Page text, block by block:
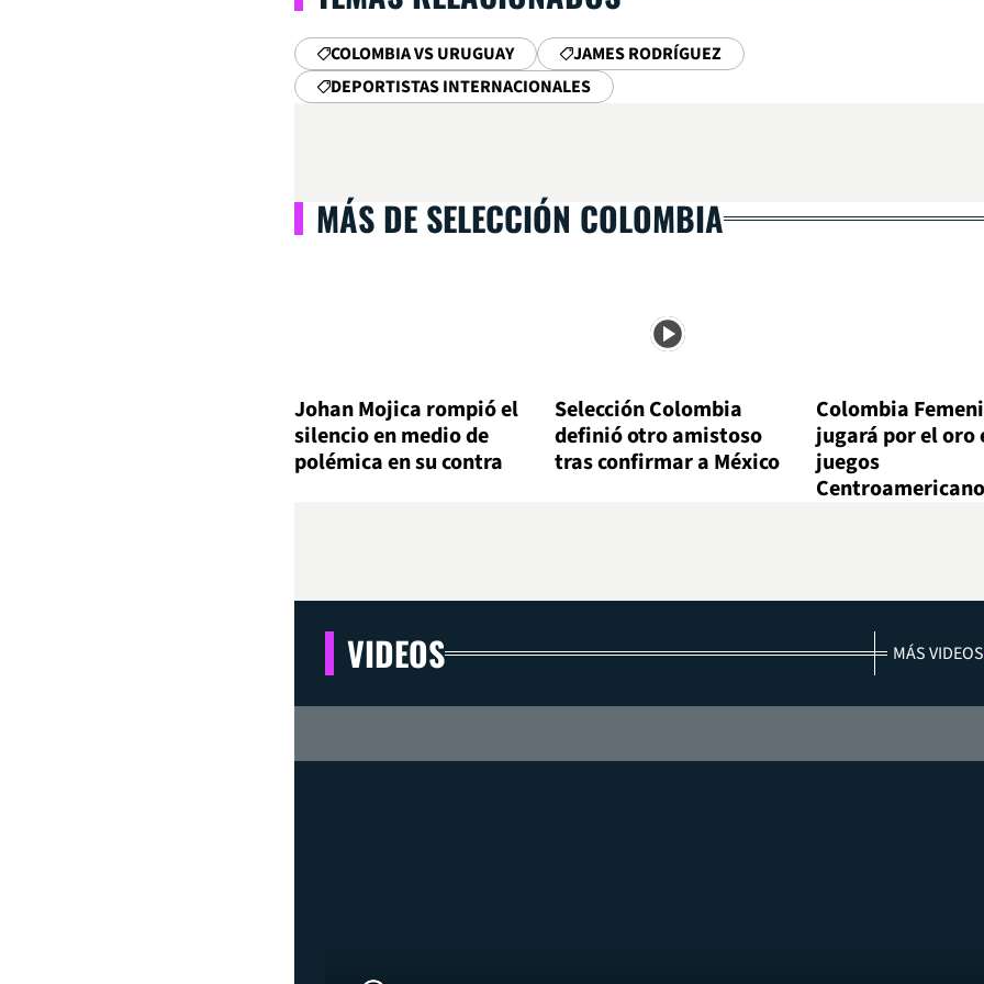
COLOMBIA VS URUGUAY
JAMES RODRÍGUEZ
DEPORTISTAS INTERNACIONALES
MÁS DE SELECCIÓN COLOMBIA
Johan Mojica rompió el
silencio en medio de
polémica en su contra
Selección Colombia
definió otro amistoso
tras confirmar a México
Colombia
jugará por el oro
juegos
VIDEOS MÁS VIDEOS